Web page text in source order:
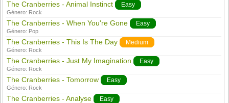
The Cranberries - Animal Instinct Easy
Género: Rock
The Cranberries - When You're Gone Easy
Género: Pop
The Cranberries - This Is The Day Medium
Género: Rock
The Cranberries - Just My Imagination Easy
Género: Rock
The Cranberries - Tomorrow Easy
Género: Rock
The Cranberries - Analyse Easy